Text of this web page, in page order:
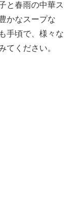
と春雨の中華ス
かなスープな
手頃で、様々な
てください。